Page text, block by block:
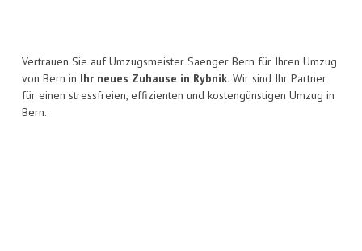
Vertrauen Sie auf Umzugsmeister Saenger Bern für Ihren Umzug
von Bern in Ihr neues Zuhause in Rybnik. Wir sind Ihr Partner
für einen stressfreien, effizienten und kostengünstigen Umzug in
Bern.